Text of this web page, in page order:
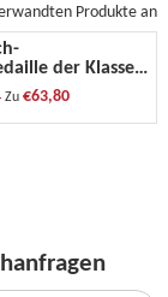
Produkte an
der Klasse
Zu €63,80